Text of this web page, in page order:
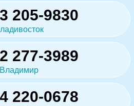
205-9830
277-3989
Владимир
220-0678